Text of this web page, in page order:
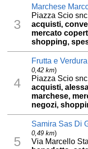
3
Marchese
Piazza Scio
acquisti,
mercato
shopping,
4
Frutta e
0,42 km)
Piazza Scio
acquisti,
marchese,
negozi,
5
Samira Sas Di
0,49 km)
Via Marcello